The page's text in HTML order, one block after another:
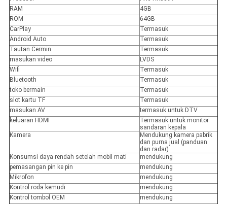
RAM
4GB
ROM
64GB
CarPlay
Termasuk
Android Auto
Termasuk
Tautan Cermin
Termasuk
masukan video
LVDS
Wifi
Termasuk
Bluetooth
Termasuk
toko bermain
Termasuk
slot kartu TF
Termasuk
masukan AV
termasuk untuk DTV
keluaran HDMI
Termasuk untuk monitor
sandaran kepala
Kamera
Mendukung kamera pabrik
dan purna jual (panduan
dan radar)
Konsumsi daya rendah setelah mobil mati
mendukung
pemasangan pin ke pin
mendukung
Mikrofon
mendukung
Kontrol roda kemudi
mendukung
Kontrol tombol OEM
mendukung